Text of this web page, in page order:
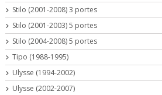
Stilo (2001-2008) 3 portes
Stilo (2001-2003) 5 portes
Stilo (2004-2008) 5 portes
Tipo (1988-1995)
Ulysse (1994-2002)
Ulysse (2002-2007)